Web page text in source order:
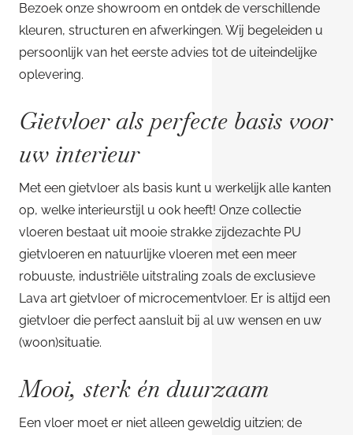
Bezoek onze showroom en ontdek de verschillende
kleuren, structuren en afwerkingen. Wij begeleiden u
persoonlijk van het eerste advies tot de uiteindelijke
oplevering.
Gietvloer als perfecte basis voor
uw interieur
Met een gietvloer als basis kunt u werkelijk alle kanten
op, welke interieurstijl u ook heeft! Onze collectie
vloeren bestaat uit mooie strakke zijdezachte PU
gietvloeren en natuurlijke vloeren met een meer
robuuste, industriële uitstraling zoals de exclusieve
Lava art gietvloer of microcementvloer. Er is altijd een
gietvloer die perfect aansluit bij al uw wensen en uw
(woon)situatie.
Mooi, sterk én duurzaam
Een vloer moet er niet alleen geweldig uitzien; de